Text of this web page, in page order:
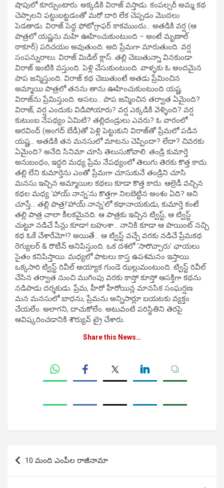
షాపులో కూర్చుంటారు. అక్కడికి విరాజ్ వస్తాడు. కంపల్సరీ అమ్మ కథ
చెప్పాలని పట్టుబట్టడంతో మరో దారి లేక చెప్పడం మొదలు
పెడతాడు. విరాజ్ పెద్ద ఫోటోగ్రాఫర్ కాకముందు… అతడికి వర్ష (ఆ
పాత్రలో యష్ణను మహి ఊహించుకుంటుంది – అంటే మృణాల్
ఠాకూర్) పరిచయం అవుతుంది. అది ప్రేమగా మారుతుంది. వర్ష
సంపన్నురాలు. విరాజ్ మిడిల్ క్లాస్. తల్లి చెబుతున్నా వినకుండా
విరాజ్ ఇంటికి వస్తుంది. పెళ్లి చేసుకుంటుంది. వాళ్ళకు ఓ అందమైన
పాప జన్మిస్తుంది. విరాజ్ కథ చెబుతుంటే అతడు ప్రేమించిన
అమ్మాయి పాత్రలో తనను తాను ఊహించుకుంటుంది యష్ణ.
విరాజ్‌ను ప్రేమిస్తుంది. అసలు… పాప జన్మించిన తర్వాత ఏమైంది?
విరాజ్, వర్ష ఎందుకు విడిపోయారు? వర్ష ఎక్కడికి వెళ్ళింది? వర్ష
కుటుంబ నేపథ్యం ఏమిటి? తల్లిదండ్రులు ఎవరు? ఓ వారంలో
అరవింద్ (అంగద్ బేడీ)తో పెళ్లి పెట్టుకుని విరాజ్‌తో ప్రేమలో పడిన
యష్ణ… అతడికి తన మనసులో మాటను చెప్పిందా? లేదా? చివరకు
ఏమైంది? అనేది సినిమా చూసి తెలుసుకోవాలి. తండ్రి కుమార్తె
అనుబంధం, ఇద్దరి మధ్య ప్రేమ నేపథ్యంలో తెలుగు తెరకు కొత్త కాదు.
తల్లి లేని కుమార్తెను ఎంతో ప్రేమగా చూసుకునే తండ్రిని చూసి
మనసు ఇచ్చిన అమ్మాయిల కథలు కూడా కొత్త కాదు. ఆల్రెడీ వచ్చిన
కథల మధ్య ‘హాయ్ నాన్న’ను కొత్తగా నిలబెట్టిన అంశం ఏది? అని
చూస్తే… తల్లి పాత్ర!’హాయ్ నాన్న’లో కథానాయకుడు, కుమార్తె కంటే
తల్లి పాత్ర చాలా కీలకమైనది. ఆ పాత్రకు ఇచ్చిన ట్విస్ట్, ఆ ట్విస్ట్
చుట్టూ నడిచే సీన్లు కూడా! బహుశా… నానికి కూడా ఆ పాయింట్ నచ్చి
కథ ఓకే చేశారేమో!? అయితే… ఆ ట్విస్ట్ వచ్చే వరకు నడిచే ప్రేమకథ
రెగ్యులర్ & రొటీన్ అనిపిస్తుంది. ఒక దశలో ‘సారొచ్చారు’ ఛాయలు
సైతం కనిపిస్తాయి. మధ్యలో పాటలు కాస్త ఉపశమనం ఇస్తాయి.
ఒక్కసారి ట్విస్ట్ రివీల్ అయ్యాక గుండె ఝల్లుమంటుంది. ట్విస్ట్ రివీల్
చేసిన తర్వాత నుంచి ముగింపు వరకు కాస్తో కూస్తో ఆసక్తిగా కథను
నడిపాడు దర్శకుడు. ప్రేమ, హీరో హీరోయిన్ల మానసిక సంఘర్షణ.
మన మనసులో బాధను, ప్రేమను అన్నిసార్లూ బయటకు వ్యక్తం
చేయలేం. అలాగని, దాచుకోలేం. అటువంటి పరిస్థితిని తెరపై
ఆవిష్కరించడానికి శౌర్యువ్ ట్రై చేశారు.
Share this News…
Post
navigation
10 మంది ఎంపీల రాజీనామా